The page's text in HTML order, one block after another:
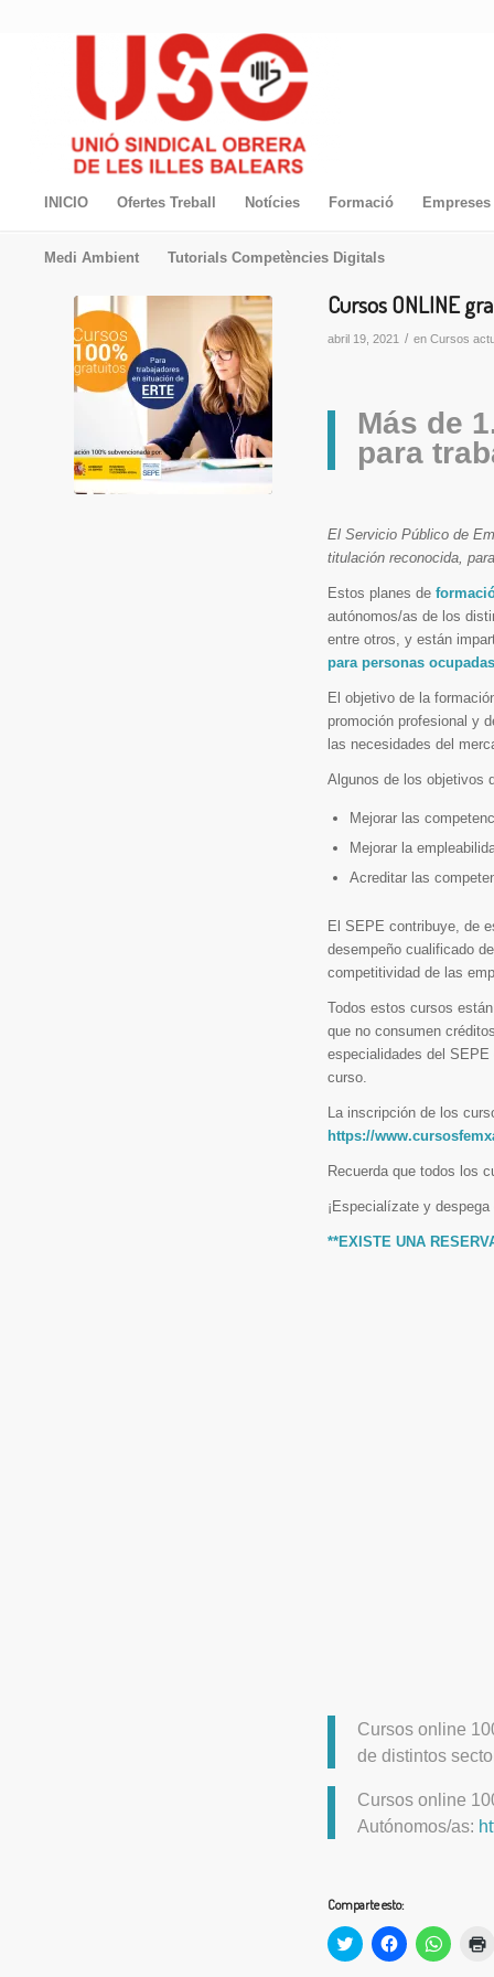
INICIO Ofertes Treball Notícies Formació
Medi Ambient Tutorials Competències Digitals
Cursos ONLINE
abril 19, 2021 / en Cursos
Más de
para
El Servicio Público de
titulación reconocida,
Estos planes de
autónomos/as de los
entre otros, y están
para personas ocupadas
El objetivo de la
promoción profesional y
las necesidades del
Algunos de los objetivos
Mejorar las
Mejorar la
Acreditar las
El SEPE contribuye, de
desempeño cualificado
competitividad de las
Todos estos cursos están
que no consumen
especialidades del
curso.
La inscripción de los
https://
Recuerda que todos los
¡Especialízate y
**EXISTE UNA
Cursos online
de distintos
Cursos online
Autónomos/as:
Comparte esto:
Haz
clic
Haz
clic
Haz
clic